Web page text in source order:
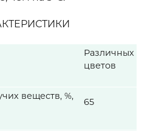
Различных
цветов
веществ, %,
65